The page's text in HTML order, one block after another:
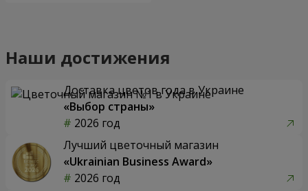
Наши достижения
Доставка цветов года в Украине
«Выбор страны»
2026 год
Лучший цветочный магазин
«Ukrainian Business Award»
2026 год